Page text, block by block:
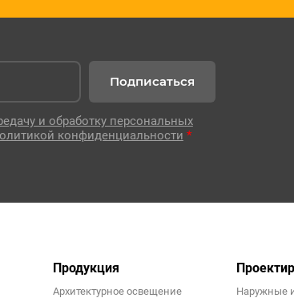
и обработку персональных
конфиденциальности *
Подписаться
Продукция
Архитектурное освещение
Наружные